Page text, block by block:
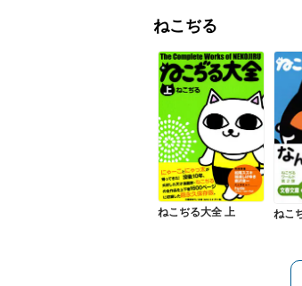
ねこぢる
ねこぢる大全 上 ねこ